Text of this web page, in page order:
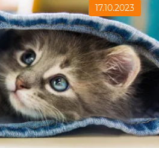
17.10.2023